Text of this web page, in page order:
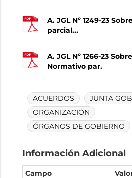
A. JGL Nº 1249-23
parcial...
A. JGL Nº 1266-23
Normativo par.
ACUERDOS
JUNTA
ORGANIZACIÓN
ÓRGANOS DE GOBIERNO
Información Adicional
Campo